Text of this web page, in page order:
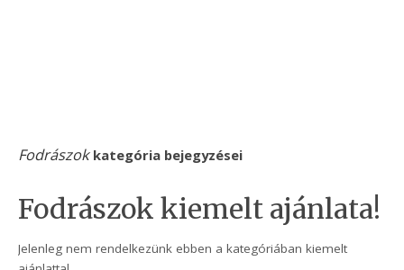
Fodrászokkategória bejegyzései
Fodrászok kiemelt ajánlata!
Jelenleg nem rendelkezünk ebben a kategóriában kiemelt